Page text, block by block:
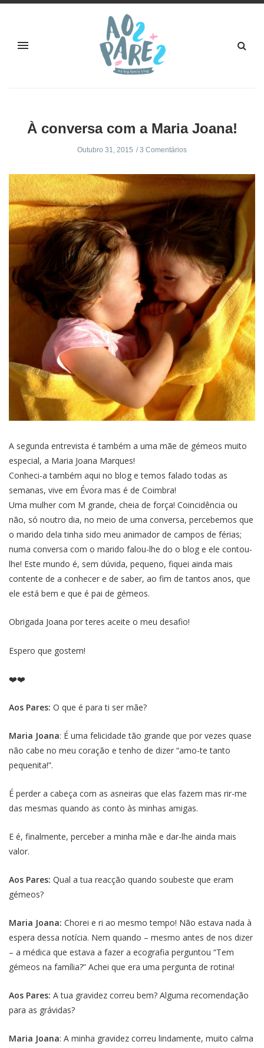
À conversa com a Maria Joana!
Outubro 31, 2015 3 Comentários
A segunda entrevista é também a uma mãe de gémeos muito
especial, a Maria Joana Marques!
Conheci-a também aqui no blog e temos falado todas as
semanas, vive em Évora mas é de Coimbra!
Uma mulher com M grande, cheia de força! Coincidência ou
não, só noutro dia, no meio de uma conversa, percebemos que
o marido dela tinha sido meu animador de campos de férias;
numa conversa com o marido falou-lhe do o blog e ele contou-
lhe! Este mundo é, sem dúvida, pequeno, fiquei ainda mais
contente de a conhecer e de saber, ao fim de tantos anos, que
ele está bem e que é pai de gémeos.
Obrigada Joana por teres aceite o meu desafio!
Espero que gostem!
❤️❤️
Aos Pares: O que é para ti ser mãe?
Maria Joana: É uma felicidade tão grande que por vezes quase
não cabe no meu coração e tenho de dizer “amo-te tanto
pequenita!”.
É perder a cabeça com as asneiras que elas fazem mas rir-me
das mesmas quando as conto às minhas amigas.
E é, finalmente, perceber a minha mãe e dar-lhe ainda mais
valor.
Aos Pares: Qual a tua reacção quando soubeste que eram
gémeos?
Maria Joana: Chorei e ri ao mesmo tempo! Não estava nada à
espera dessa notícia. Nem quando – mesmo antes de nos dizer
– a médica que estava a fazer a ecografia perguntou “Tem
gémeos na família?” Achei que era uma pergunta de rotina!
Aos Pares: A tua gravidez correu bem? Alguma recomendação
para as grávidas?
Maria Joana: A minha gravidez correu lindamente, muito calma